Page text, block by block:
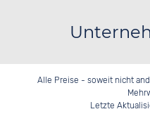
Alle Preise - soweit nicht
Letzte